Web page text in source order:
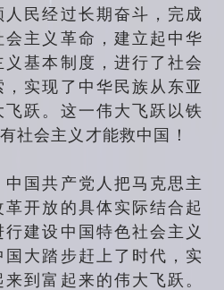
民经过长期奋斗，完成
主义革命，建立起中华
义基本制度，进行了社会
实现了中华民族从东亚
跃。这一伟大飞跃以铁
社会主义才能救中国！
国共产党人把马克思主
开放的具体实际结合起
建设中国特色社会主义
大踏步赶上了时代，实
到富起来的伟大飞跃。